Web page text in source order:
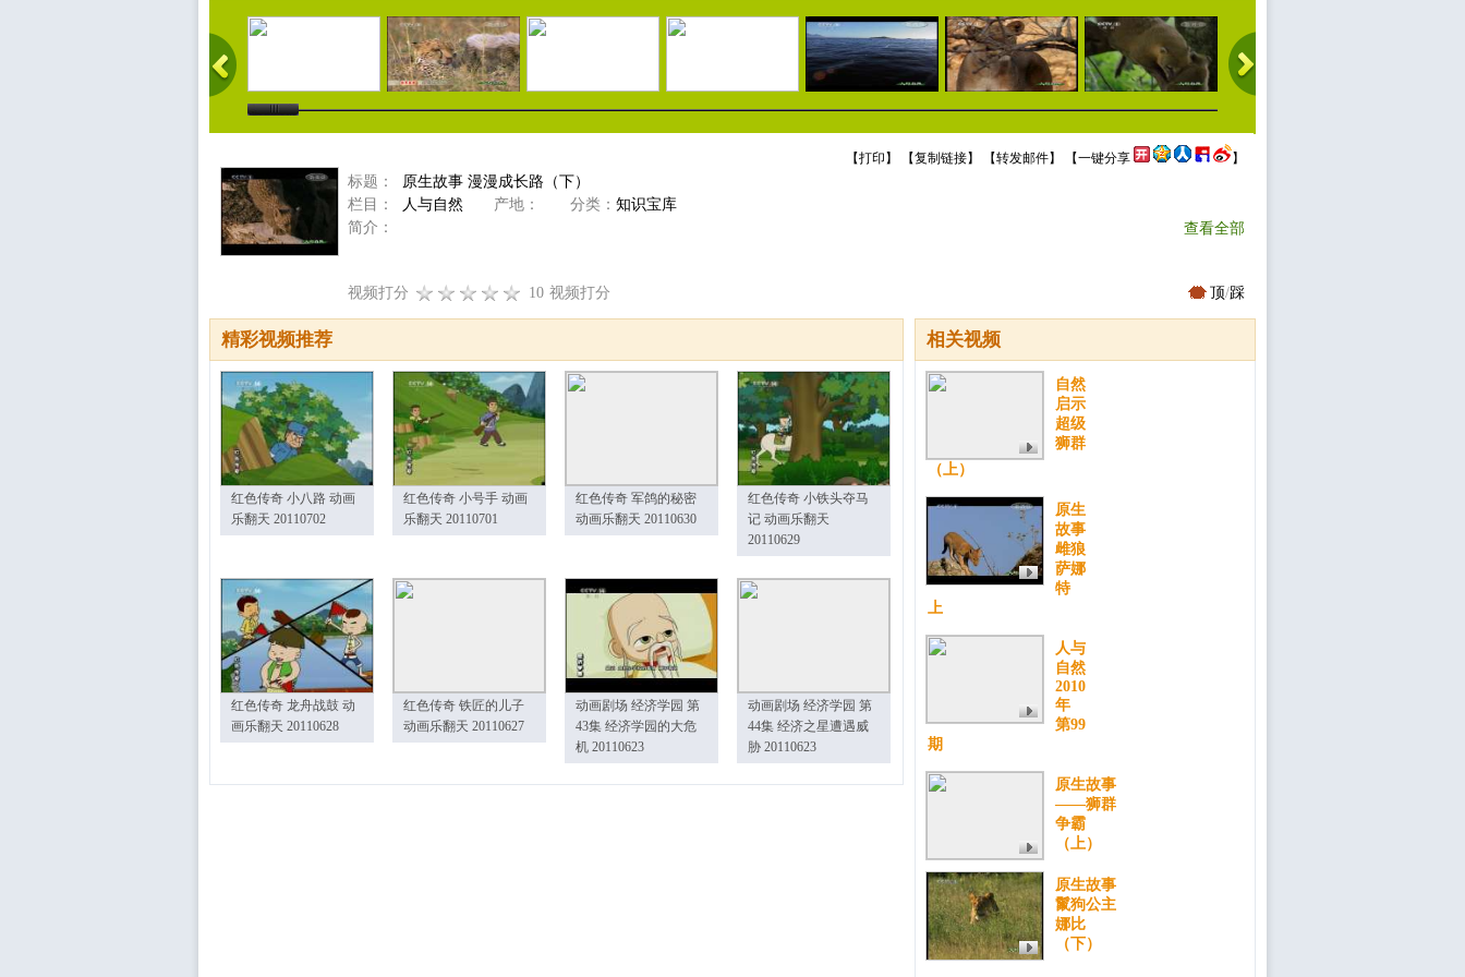
【打印 】 【复制链接】 【转发邮件】 【一键分享 】
标题：
原生故事 漫漫成长路（下）
栏目：
人与自然 产地： 分类： 知识宝库
简介：
查看全部
视频打分 10 视频打分 顶/踩
相关视频
自然
启示
超级
狮群
（上）
原生
故事
雌狼
萨娜
特
上
人与
自然
2010
年
第99
期
原生故事
——狮群
争霸
（上）
原生故事
鬣狗公主
娜比
（下）
精彩视频推荐
红色传奇 小八路 动画
乐翻天 20110702
红色传奇 小号手 动画
乐翻天 20110701
红色传奇 军鸽的秘密
动画乐翻天 20110630
红色传奇 小铁头夺马
记 动画乐翻天
20110629
红色传奇 龙舟战鼓 动
画乐翻天 20110628
红色传奇 铁匠的儿子
动画乐翻天 20110627
动画剧场 经济学园 第
43集 经济学园的大危
机 20110623
动画剧场 经济学园 第
44集 经济之星遭遇威
胁 20110623